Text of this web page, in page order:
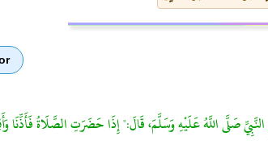
صَلَّى اللَّهُ عَلَيْهِ وَسَلَّمَ، قَالَ:" إِذَا حَضَرَتِ الصَّلَاةُ فَأَذِّنَا